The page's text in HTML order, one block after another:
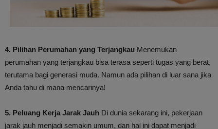
4. Pilihan Perumahan yang Terjangkau Menemukan
perumahan yang terjangkau bisa terasa seperti tugas yang berat,
terutama bagi generasi muda. Namun ada pilihan di luar sana jika
Anda tahu di mana mencarinya!
5. Peluang Kerja Jarak Jauh Di dunia sekarang ini, pekerjaan
jarak jauh menjadi semakin umum, dan hal ini dapat menjadi